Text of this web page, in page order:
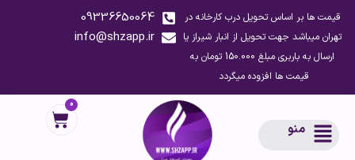
قیمت ها بر اساس تحویل درب کارخانه در
تهران میباشد جهت تحویل از انبار شیراز یا
ارسال به باربری مبلغ 150.000 تومان به
قیمت ها افزوده میگردد
09336650064
info@shzapp.ir
منو
0